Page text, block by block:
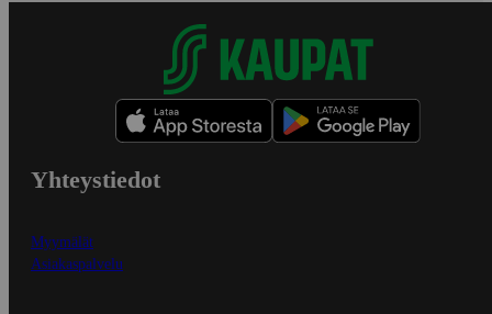
Yhteystiedot
Myymälät
Asiakaspalvelu